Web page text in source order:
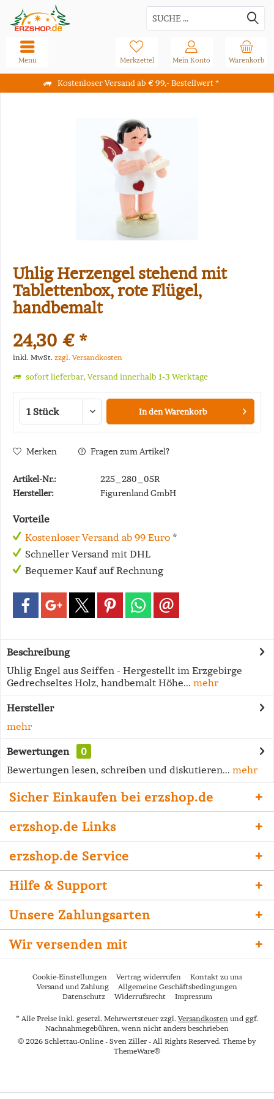
Kostenloser Versand ab € 99,- Bestellwert *
Warenkorb
Merkzettel Mein Konto
Menü
Uhlig Herzengel stehend mit
Tablettenbox, rote Flügel,
handbemalt
24,30 € *
inkl. MwSt. zzgl. Versandkosten
sofort lieferbar, Versand innerhalb 1-3 Werktage
In denWarenkorb
Merken Fragen zum Artikel?
Artikel-Nr.:
225_280_05R
Hersteller:
Figurenland GmbH
Vorteile
Kostenloser Versand ab 99 Euro *
Schneller Versand mit DHL
Bequemer Kauf auf Rechnung
Beschreibung
Uhlig Engel aus Seiffen - Hergestellt im Erzgebirge
Gedrechseltes Holz, handbemalt Höhe... mehr
Hersteller
mehr
Bewertungen
0
Bewertungen lesen, schreiben und diskutieren... mehr
Sicher Einkaufen bei erzshop.de
erzshop.de Links
erzshop.de Service
Hilfe & Support
Unsere Zahlungsarten
Wir versenden mit
Cookie-Einstellungen Vertrag widerrufen
Kontakt zu uns
Versand und Zahlung
Allgemeine Geschäftsbedingungen
Datenschutz
Widerrufsrecht Impressum
* Alle Preise inkl. gesetzl. Mehrwertsteuer zzgl. Versandkosten und ggf.
Nachnahmegebühren, wenn nicht anders beschrieben
© 2026 Schlettau-Online - Sven Ziller - All Rights Reserved. Theme by
ThemeWare®